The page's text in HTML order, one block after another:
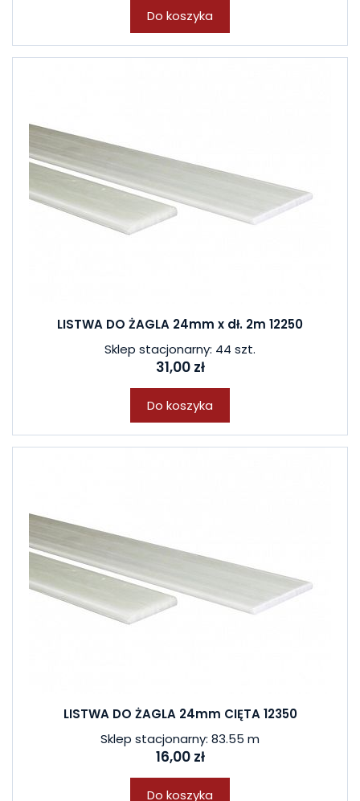
Do koszyka
LISTWA DO ŻAGLA 24mm x dł. 2m 12250
Sklep stacjonarny: 44 szt.
31,00 zł
Do koszyka
LISTWA DO ŻAGLA 24mm CIĘTA 12350
Sklep stacjonarny: 83.55 m
16,00 zł
Do koszyka